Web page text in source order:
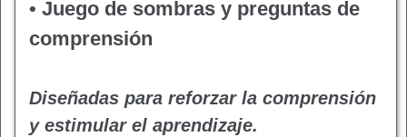
• Juego de sombras y preguntas de
comprensión
Diseñadas para reforzar la comprensión
y estimular el aprendizaje.